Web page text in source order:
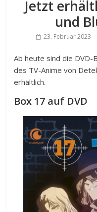
Jetzt
und
23. Februar 2023
Ab heute sind die
des TV-Anime von
erhältlich.
Box 17 auf DVD